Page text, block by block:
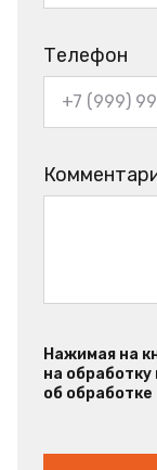
Телефон
Нажимая на
на
об обработке